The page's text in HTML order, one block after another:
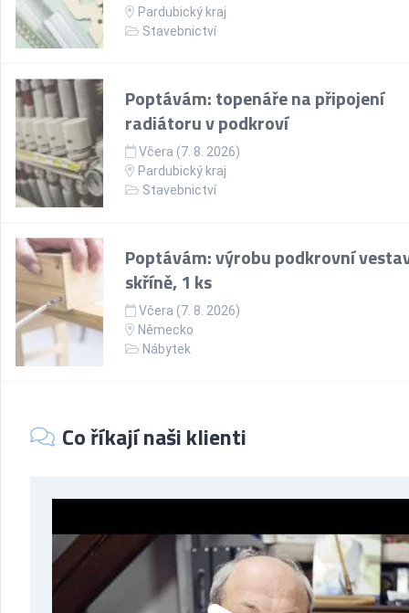
Pardubický kraj
Stavebnictví
Poptávám: topenáře na připojení
radiátoru v podkroví
Včera (7. 8. 2026)
Pardubický kraj
Stavebnictví
Poptávám: výrobu podkrovní
skříně, 1 ks
Včera (7. 8. 2026)
Německo
Nábytek
Co říkají naši klienti